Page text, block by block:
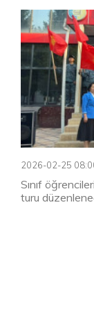
2026-02-25
Sınıf
turu